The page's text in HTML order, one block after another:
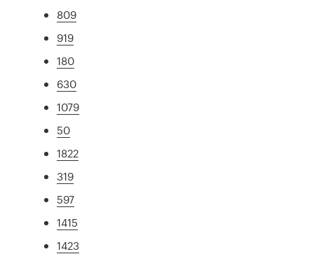
809
919
180
630
1079
50
1822
319
597
1415
1423